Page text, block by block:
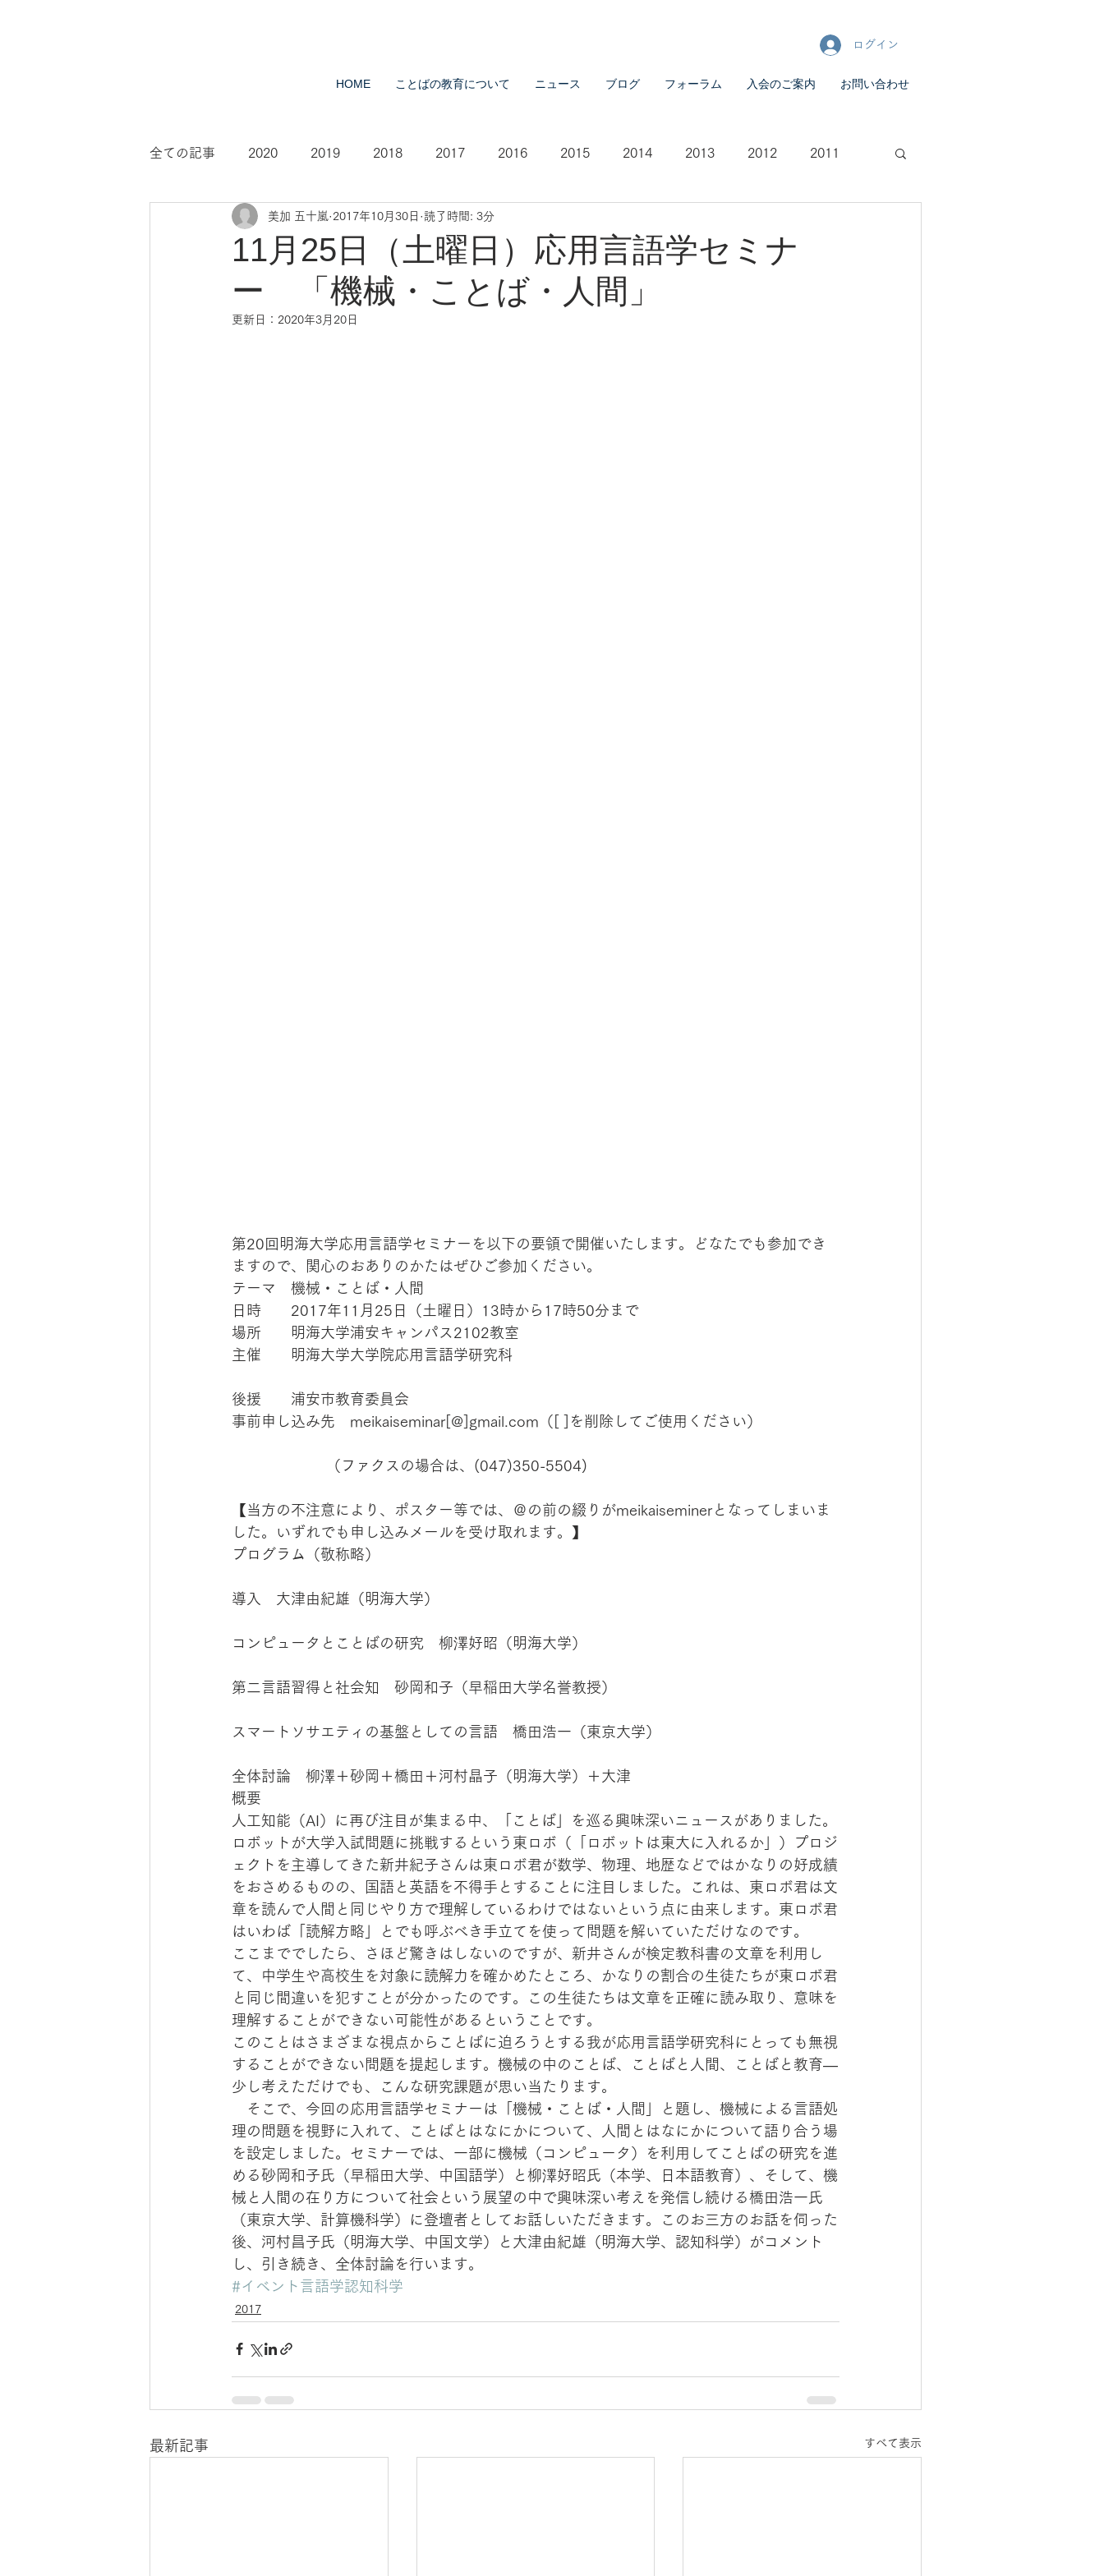
ログイン
HOME ことばの教育について ニュース ブログ フォーラム 入会のご案内 お問い合わせ
全ての記事 2020 2019 2018 2017 2016 2015 2014 2013 2012 2011
2009 2008 2007 2021
11月25日（土曜日）応用言語学セミナ
ー 「機械・ことば・人間」
美加 五十嵐 2017年10月30日 読了時間: 3分
更新日： 2020年3月20日
第20回明海大学応用言語学セミナーを以下の要領で開催いたします。どなたでも参加でき
ますので、関心のおありのかたはぜひご参加ください。
テーマ　機械・ことば・人間
日時　　2017年11月25日（土曜日）13時から17時50分まで
場所　　明海大学浦安キャンパス2102教室
主催　　明海大学大学院応用言語学研究科
後援　　浦安市教育委員会
事前申し込み先　meikaiseminar[@]gmail.com（[ ]を削除してご使用ください）
                       （ファクスの場合は、(047)350-5504)
【当方の不注意により、ポスター等では、＠の前の綴りがmeikaiseminerとなってしまいま
した。いずれでも申し込みメールを受け取れます。】
プログラム（敬称略）
導入　大津由紀雄（明海大学）
コンピュータとことばの研究　柳澤好昭（明海大学）
第二言語習得と社会知　砂岡和子（早稲田大学名誉教授）
スマートソサエティの基盤としての言語　橋田浩一（東京大学）
全体討論　柳澤＋砂岡＋橋田＋河村晶子（明海大学）＋大津
概要
人工知能（AI）に再び注目が集まる中、「ことば」を巡る興味深いニュースがありました。
ロボットが大学入試問題に挑戦するという東ロボ（「ロボットは東大に入れるか」）プロジ
ェクトを主導してきた新井紀子さんは東ロボ君が数学、物理、地歴などではかなりの好成績
をおさめるものの、国語と英語を不得手とすることに注目しました。これは、東ロボ君は文
章を読んで人間と同じやり方で理解しているわけではないという点に由来します。東ロボ君
はいわば「読解方略」とでも呼ぶべき手立てを使って問題を解いていただけなのです。
ここまででしたら、さほど驚きはしないのですが、新井さんが検定教科書の文章を利用し
て、中学生や高校生を対象に読解力を確かめたところ、かなりの割合の生徒たちが東ロボ君
と同じ間違いを犯すことが分かったのです。この生徒たちは文章を正確に読み取り、意味を
理解することができない可能性があるということです。
このことはさまざまな視点からことばに迫ろうとする我が応用言語学研究科にとっても無視
することができない問題を提起します。機械の中のことば、ことばと人間、ことばと教育—
少し考えただけでも、こんな研究課題が思い当たります。
そこで、今回の応用言語学セミナーは「機械・ことば・人間」と題し、機械による言語処
理の問題を視野に入れて、ことばとはなにかについて、人間とはなにかについて語り合う場
を設定しました。セミナーでは、一部に機械（コンピュータ）を利用してことばの研究を進
める砂岡和子氏（早稲田大学、中国語学）と柳澤好昭氏（本学、日本語教育）、そして、機
械と人間の在り方について社会という展望の中で興味深い考えを発信し続ける橋田浩一氏
（東京大学、計算機科学）に登壇者としてお話しいただきます。このお三方のお話を伺った
後、河村昌子氏（明海大学、中国文学）と大津由紀雄（明海大学、認知科学）がコメント
し、引き続き、全体討論を行います。
#イベント言語学認知科学
2017
最新記事 すべて表示